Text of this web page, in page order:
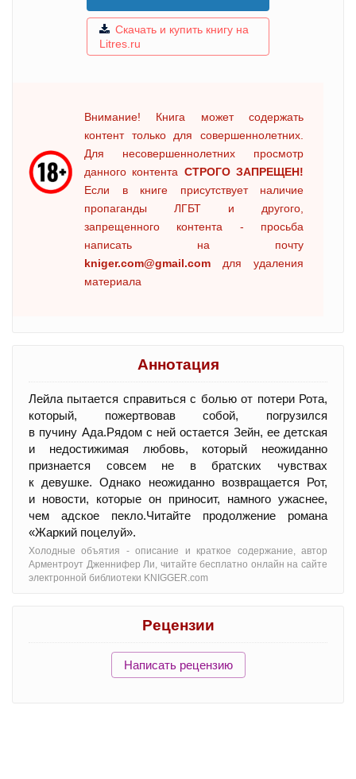
Скачать и купить книгу на
Litres.ru
Внимание! Книга может содержать
контент только для совершеннолетних.
Для несовершеннолетних просмотр
данного контента СТРОГО ЗАПРЕЩЕН!
Если в книге присутствует наличие
пропаганды ЛГБТ и другого,
запрещенного контента - просьба
написать на почту
kniger.com@gmail.com для удаления
материала
Аннотация
Лейла пытается справиться с болью от потери Рота,
который, пожертвовав собой, погрузился
в пучину Ада.Рядом с ней остается Зейн, ее детская
и недостижимая любовь, который неожиданно
признается совсем не в братских чувствах
к девушке. Однако неожиданно возвращается Рот,
и новости, которые он приносит, намного ужаснее,
чем адское пекло.Читайте продолжение романа
«Жаркий поцелуй».
Холодные объятия - oписание и краткое содержание, автор
Арментроут Дженнифер Ли, читайте бесплатно онлайн на сайте
электронной библиотеки KNIGGER.com
Рецензии
Написать рецензию